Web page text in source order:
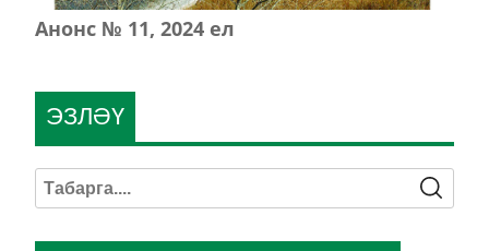
Анонс № 11, 2024 ел
ЭЗЛӘҮ